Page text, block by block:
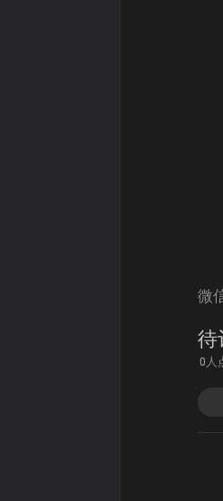
微
待
0人